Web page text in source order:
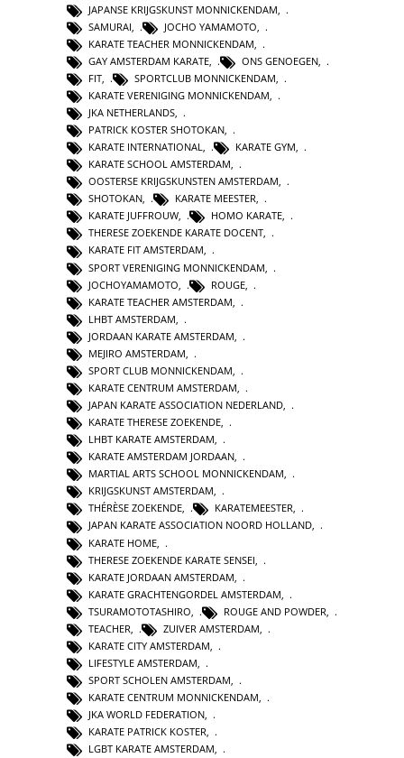
JAPANSE KRIJGSKUNST MONNICKENDAM
SAMURAI
JOCHO YAMAMOTO
KARATE TEACHER MONNICKENDAM
GAY AMSTERDAM KARATE
ONS GENOEGEN
FIT
SPORTCLUB MONNICKENDAM
KARATE VERENIGING MONNICKENDAM
JKA NETHERLANDS
PATRICK KOSTER SHOTOKAN,
KARATE INTERNATIONAL, KARATE GYM,
KARATE SCHOOL AMSTERDAM,
OOSTERSE KRIJGSKUNSTEN AMSTERDAM,
SHOTOKAN, KARATE MEESTER,
KARATE JUFFROUW, HOMO KARATE,
THERESE ZOEKENDE KARATE DOCENT,
KARATE FIT AMSTERDAM,
SPORT VERENIGING MONNICKENDAM
JOCHOYAMAMOTO
ROUGE
KARATE TEACHER AMSTERDAM
LHBT AMSTERDAM
JORDAAN KARATE AMSTERDAM
MEJIRO AMSTERDAM
SPORT CLUB MONNICKENDAM
KARATE CENTRUM AMSTERDAM
JAPAN KARATE ASSOCIATION NEDERLAND,
KARATE THERESE ZOEKENDE,
LHBT KARATE AMSTERDAM,
KARATE AMSTERDAM JORDAAN,
MARTIAL ARTS SCHOOL MONNICKENDAM,
KRIJGSKUNST AMSTERDAM,
THÉRÈSE ZOEKENDE, KARATEMEESTER,
JAPAN KARATE ASSOCIATION NOORD HOLLAND,
KARATE HOME
THERESE ZOEKENDE KARATE SENSEI
KARATE JORDAAN AMSTERDAM
KARATE GRACHTENGORDEL AMSTERDAM
TSURAMOTOTASHIRO
ROUGE AND POWDER
TEACHER
ZUIVER AMSTERDAM
KARATE CITY AMSTERDAM
LIFESTYLE AMSTERDAM
SPORT SCHOLEN AMSTERDAM,
KARATE CENTRUM MONNICKENDAM,
JKA WORLD FEDERATION,
KARATE PATRICK KOSTER,
LGBT KARATE AMSTERDAM,